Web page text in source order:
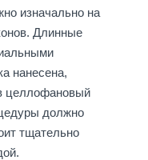
изначально на
Длинные
нанесена,
целлофановый
должно
тщательно